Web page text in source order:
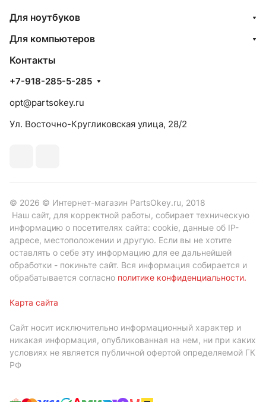
Для ноутбуков
Для компьютеров
Контакты
+7-918-285-5-285
opt@partsokey.ru
Ул. Восточно-Кругликовская улица, 28/2
© 2026 © Интернет-магазин PartsOkey.ru, 2018
Наш сайт, для корректной работы, собирает техническую
информацию о посетителях сайта: cookie, данные об IP-
адресе, местоположении и другую. Если вы не хотите
оставлять о себе эту информацию для ее дальнейшей
обработки - покиньте сайт. Вся информация собирается и
обрабатывается согласно политике конфиденциальности.
Карта сайта
Сайт носит исключительно информационный характер и
никакая информация, опубликованная на нем, ни при каких
условиях не является публичной офертой определяемой ГК
РФ